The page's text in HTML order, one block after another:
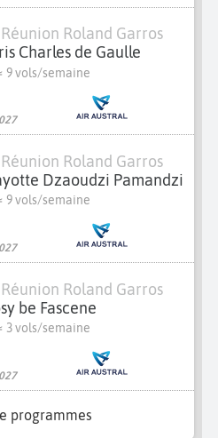
Réunion Roland Garros
Charles de Gaulle
9 vols/semaine
Réunion Roland Garros
Dzaoudzi Pamandzi
9 vols/semaine
Réunion Roland Garros
be Fascene
3 vols/semaine
programmes